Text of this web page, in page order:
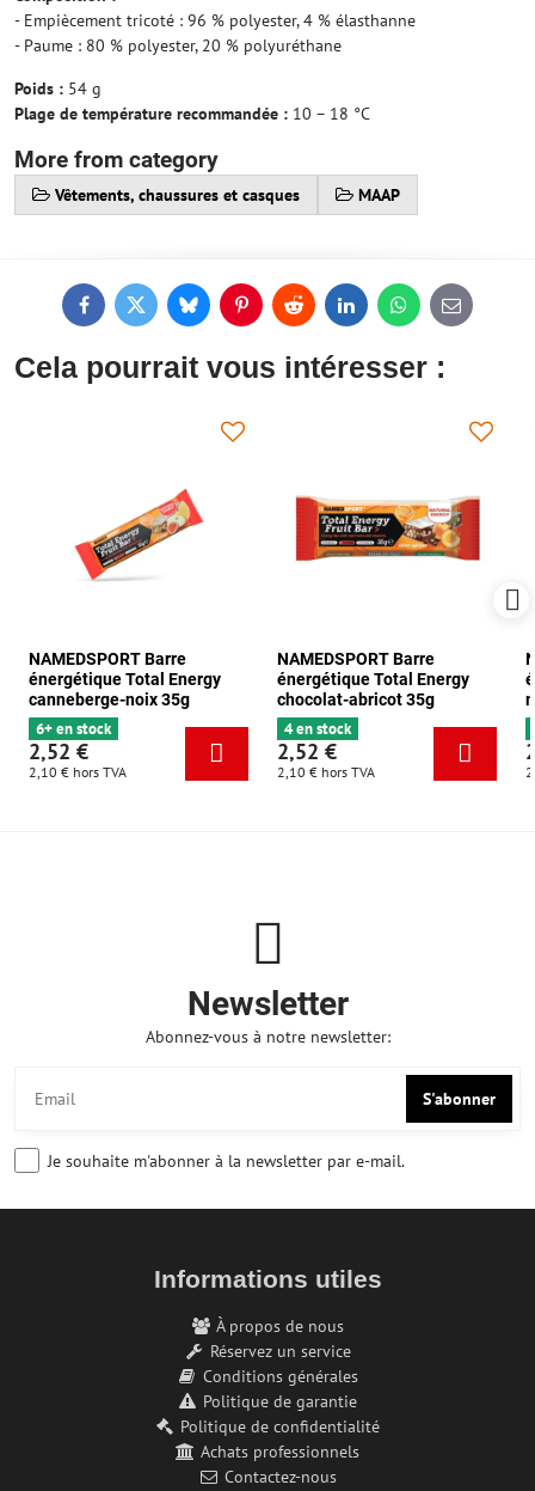
- Empiècement tricoté : 96 % polyester, 4 % élasthanne
- Paume : 80 % polyester, 20 % polyuréthane
Poids : 54 g
Plage de température recommandée : 10 – 18 °C
More from category
Vêtements, chaussures et casques MAAP
FacebookTwitterBlueskyPinterestReddit LinkedInWhatsApp
E-
mail
Cela pourrait vous intéresser :
NAMEDSPORT Barre
énergétique Total Energy
canneberge-noix 35g
6+ en stock
2,52 €
2,10 € hors TVA
NAMEDSPORT Barre
énergétique Total Energy
chocolat-abricot 35g
4 en stock
2,52 €
2,10 € hors TVA
Newsletter
Abonnez-vous à notre newsletter:
S'abonner
Je souhaite m'abonner à la newsletter par e-mail.
Informations utiles
À propos de nous
Réservez un service
Conditions générales
Politique de garantie
Politique de confidentialité
Achats professionnels
Contactez-nous